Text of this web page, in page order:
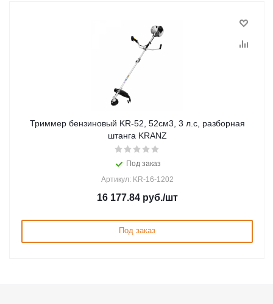
Триммер бензиновый KR-52, 52см3, 3 л.с, разборная
штанга KRANZ
Под заказ
Артикул: KR-16-1202
16 177.84руб./шт
Под заказ